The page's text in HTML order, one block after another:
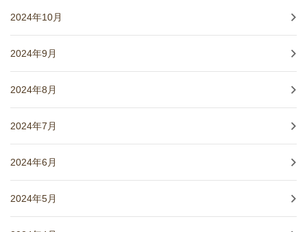
2024年10月
2024年9月
2024年8月
2024年7月
2024年6月
2024年5月